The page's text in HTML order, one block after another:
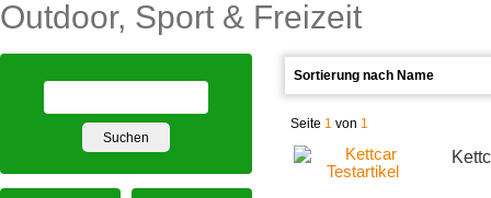
Outdoor, Sport & Freizeit
Seite 1 von 1